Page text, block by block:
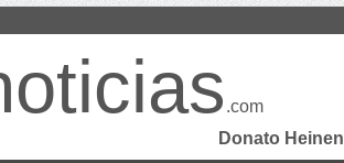
.com
Donato Heinen